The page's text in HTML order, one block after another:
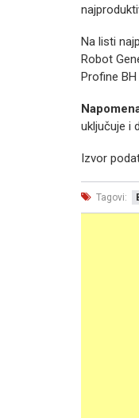
Na listi
Robot
Profine
uključuje i
Izvor
Tagovi: